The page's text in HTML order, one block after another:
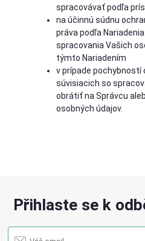
spracovávať podľa
na účinnú súdnu
práva podľa
spracovania Vašich
týmto Nariadením
v prípade pochybností
súvisiacich so
obrátiť na Správcu
osobných údajov.
Přihlaste se k